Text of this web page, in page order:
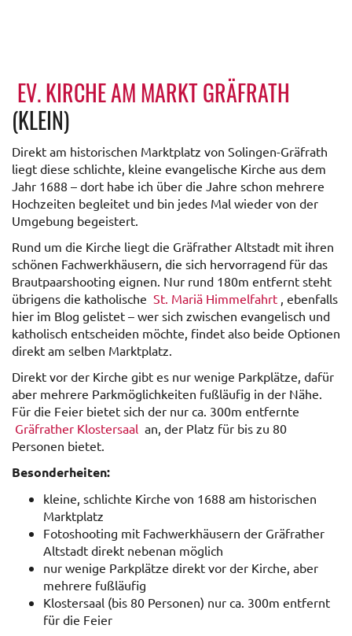
EV. KIRCHE AM MARKT GRÄFRATH
(KLEIN)
Direkt am historischen Marktplatz von Solingen-Gräfrath
liegt diese schlichte, kleine evangelische Kirche aus dem
Jahr 1688 – dort habe ich über die Jahre schon mehrere
Hochzeiten begleitet und bin jedes Mal wieder von der
Umgebung begeistert.
Rund um die Kirche liegt die Gräfrather Altstadt mit ihren
schönen Fachwerkhäusern, die sich hervorragend für das
Brautpaarshooting eignen. Nur rund 180m entfernt steht
übrigens die katholische St. Mariä Himmelfahrt , ebenfalls
hier im Blog gelistet – wer sich zwischen evangelisch und
katholisch entscheiden möchte, findet also beide Optionen
direkt am selben Marktplatz.
Direkt vor der Kirche gibt es nur wenige Parkplätze, dafür
aber mehrere Parkmöglichkeiten fußläufig in der Nähe.
Für die Feier bietet sich der nur ca. 300m entfernte
Gräfrather Klostersaal an, der Platz für bis zu 80
Personen bietet.
Besonderheiten:
kleine, schlichte Kirche von 1688 am historischen
Marktplatz
Fotoshooting mit Fachwerkhäusern der Gräfrather
Altstadt direkt nebenan möglich
nur wenige Parkplätze direkt vor der Kirche, aber
mehrere fußläufig
Klostersaal (bis 80 Personen) nur ca. 300m entfernt
für die Feier